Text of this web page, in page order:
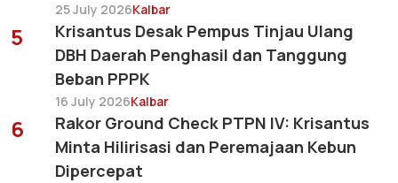
25 July 2026Kalbar
5
Krisantus Desak Pempus Tinjau Ulang
DBH Daerah Penghasil dan Tanggung
Beban PPPK
16 July 2026Kalbar
6
Rakor Ground Check PTPN IV: Krisantus
Minta Hilirisasi dan Peremajaan Kebun
Dipercepat